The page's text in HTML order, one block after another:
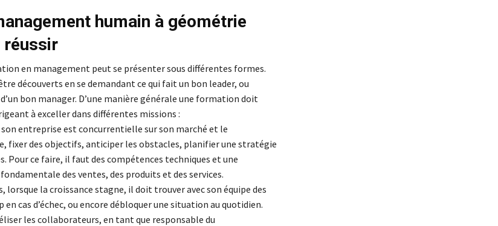
humain à géométrie
réussir
en management peut se présenter sous différentes formes.
découverts en se demandant ce qui fait un bon leader, ou
bon manager. D’une manière générale une formation doit
à exceller dans différentes missions :
entreprise est concurrentielle sur son marché et le
fixer des objectifs, anticiper les obstacles, planifier une stratégie
Pour ce faire, il faut des compétences techniques et une
des ventes, des produits et des services.
lorsque la croissance stagne, il doit trouver avec son équipe des
cas d’échec, ou encore débloquer une situation au quotidien.
les collaborateurs, en tant que responsable du